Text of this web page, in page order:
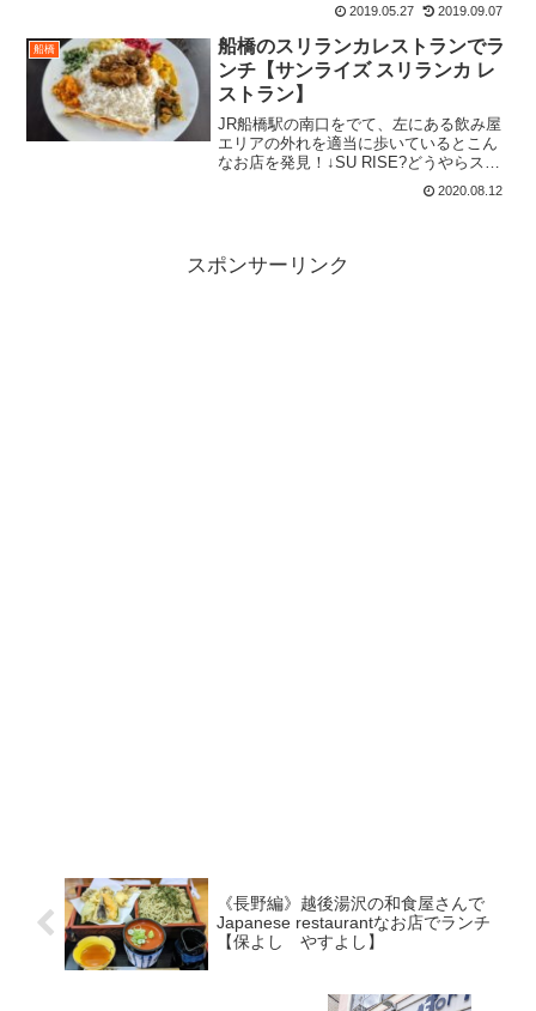
ことが分かった。お店の外観は、よくあ
るインド料理店。外のタテ看板。インド
料理店のはずだが、タイ料...
2019.05.27 2019.09.07
船橋
船橋のスリランカレストランでラ
ンチ【サンライズ スリランカ レ
ストラン】
JR船橋駅の南口をでて、左にある飲み屋
エリアの外れを適当に歩いているとこん
なお店を発見！↓SU RISE?どうやらスリ
ランカレストランのようです。入り口の
階段を登ります。途中にはギャラリーの
2020.08.12
スポンサーリンク
《長野編》越後湯沢の和食屋さんで
Japanese restaurantなお店でランチ
【保よし やすよし】